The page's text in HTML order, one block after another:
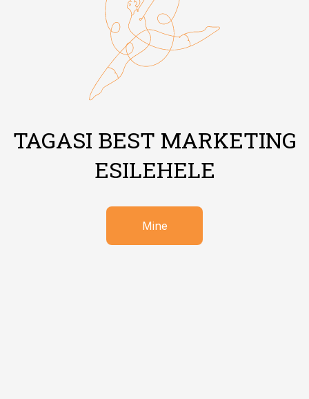
TAGASI BEST MARKETING
ESILEHELE
Mine